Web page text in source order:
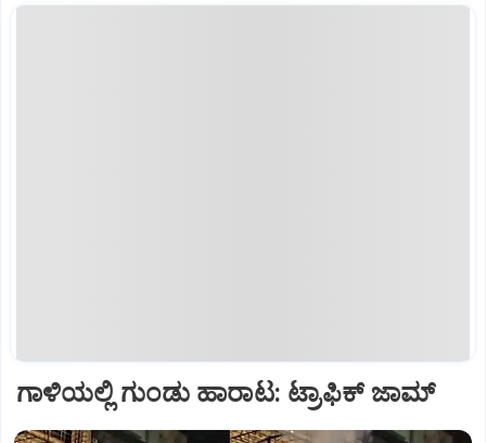
ಗಾಳಿಯಲ್ಲಿ ಗುಂಡು ಹಾರಾಟ: ಟ್ರಾಫಿಕ್‌ ಜಾಮ್